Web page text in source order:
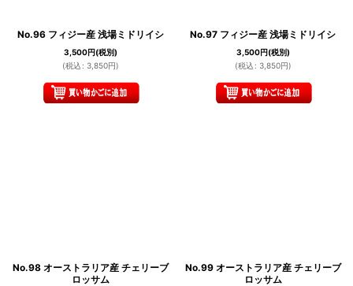
No.96 フィジー産 浅場ミドリイシ
3,500円(税別)
(税込 : 3,850円)
No.97 フィジー産 浅場ミドリイシ
3,500円(税別)
(税込 : 3,850円)
No.98 オーストラリア産 チェリーブ
ロッサム
No.99 オーストラリア産 チェリーブ
ロッサム